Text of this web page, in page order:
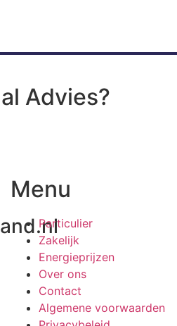
Advies?
Menu
Particulier
Zakelijk
Energieprijzen
Over ons
Contact
Algemene voorwaarden